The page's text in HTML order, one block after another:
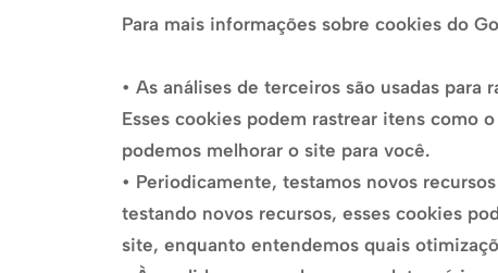
Para mais informações sobre cookies do
• As análises de terceiros são usadas
Esses cookies podem rastrear itens como
podemos melhorar o site para você.
• Periodicamente, testamos novos
testando novos recursos, esses cookies
site, enquanto entendemos quais